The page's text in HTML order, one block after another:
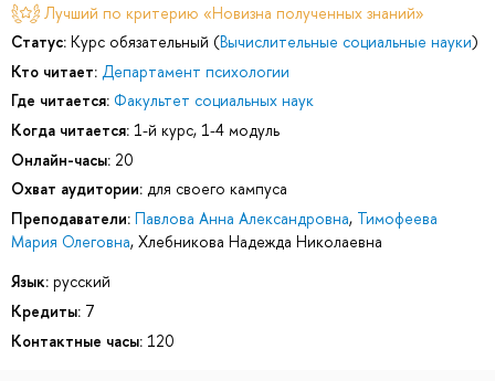
Лучший по критерию «Новизна полученных знаний»
Статус: Курс обязательный (Вычислительные социальные науки)
Кто читает: Департамент психологии
Где читается: Факультет социальных наук
Когда читается: 1-й курс, 1-4 модуль
Онлайн-часы: 20
Охват аудитории: для своего кампуса
Преподаватели: Павлова Анна Александровна, Тимофеева
Мария Олеговна, Хлебникова Надежда Николаевна
Язык: русский
Кредиты: 7
Контактные часы: 120